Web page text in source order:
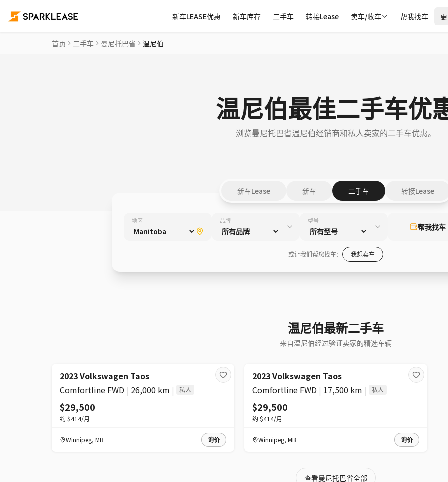
新车LEASE优惠 新车库存 二手车 转接Lease 卖车/收车 帮我找车
首页 二手车 曼尼托巴省 温尼伯
温尼伯最佳二手车优
浏览曼尼托巴省温尼伯经销商和私人卖家的二手车优惠。
新车Lease 新车 二手车 转接Lease
地区 品牌 型号
帮我找车
或让我们帮您找车： 我想卖车
温尼伯最新二手车
来自温尼伯经过验证卖家的精选车辆
2023 Volkswagen Taos
Comfortline FWD | 26,000 km | 私人
$29,500
约 $414/月
Winnipeg, MB 询价
2023 Volkswagen Taos
Comfortline FWD | 17,500 km | 私人
$29,500
约 $414/月
Winnipeg,MB 询价
查看曼尼托巴省全部